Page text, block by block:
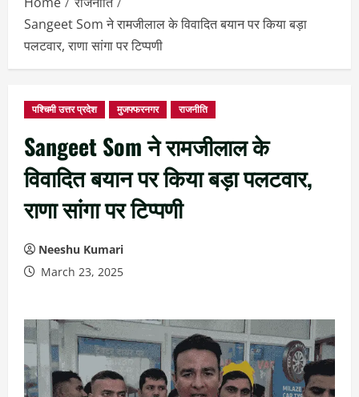
Sangeet Som ने रामजीलाल के विवादित बयान पर किया बड़ा
पलटवार, राणा सांगा पर टिप्पणी
पश्चिमी उत्तर प्रदेश मुजफ्फरनगर राजनीति
Sangeet Som ने रामजीलाल के
विवादित बयान पर किया बड़ा पलटवार,
राणा सांगा पर टिप्पणी
Neeshu Kumari
March 23, 2025